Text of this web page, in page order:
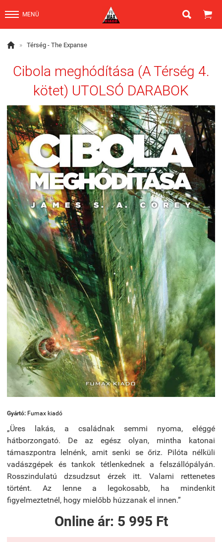
MENÜ  
 » Térség - The Expanse
Cibola meghódítása (A Térség 4.
kötet) UTOLSÓ DARABOK
Gyártó: Fumax kiadó
„Üres lakás, a családnak semmi nyoma, eléggé
hátborzongató. De az egész olyan, mintha katonai
támaszpontra lelnénk, amit senki se őriz. Pilóta nélküli
vadászgépek és tankok tétlenkednek a felszállópályán.
Rosszindulatú dzsudzsut érzek itt. Valami rettenetes
történt. Az lenne a legokosabb, ha mindenkit
figyelmeztetnél, hogy mielőbb húzzanak el innen.”
Online ár: 5 995 Ft